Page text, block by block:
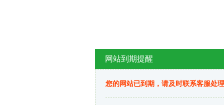
网站到期提醒
您的网站已到期，请及时联系客服处理